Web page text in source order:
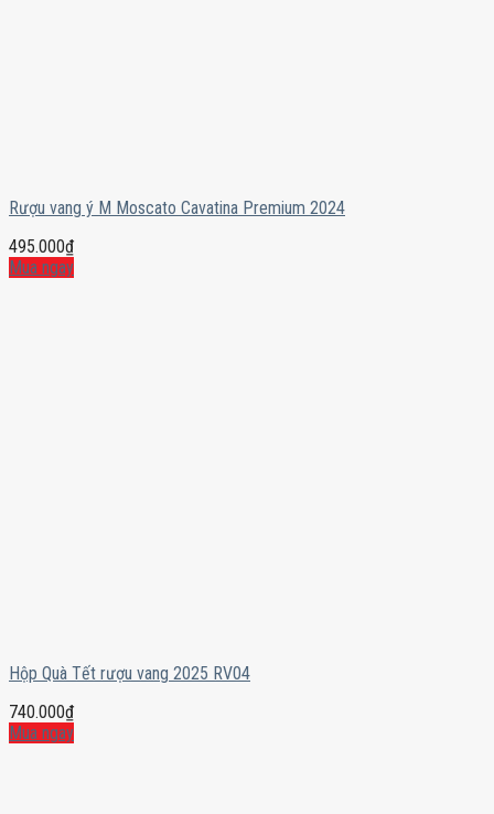
Rượu vang ý M Moscato Cavatina Premium 2024
495.000₫
Mua ngay
Hộp Quà Tết rượu vang 2025 RV04
740.000₫
Mua ngay